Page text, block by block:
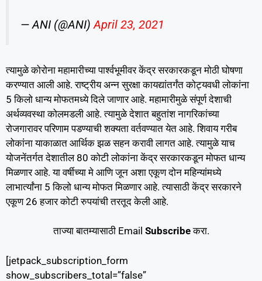
— ANI (@ANI)April 23, 2021
त्यामुळे कोरोना महामारीच्या पार्श्वभूमीवर केंद्र सरकारकडून मोठी घोषणा
करण्यात आली आहे. राष्ट्रीय अन्न सुरक्षा कायद्यांतर्गंत कोट्यवधी लोकांना
5 किलो धान्य मोफतमध्ये दिले जाणार आहे. महामारीमुळे संपूर्ण देशाची
अर्थव्यवस्था कोलमडली आहे. त्यामुळे देशात बहुतांश नागरिकांच्या
रोजगारावर परिणाम पडण्याची शक्यता वर्तवण्यात येत आहे. शिवाय गरीब
लोकांना याकाळात आर्थिक झळ सहन करावी लागत आहे. त्यामुळे याच
योजनेंतर्गत देशातील 80 कोटी लोकांना केंद्र सरकारकडून मोफत धान्य
मिळणार आहे. या वर्षीच्या मे आणि जून अशा एकूण दोन महिन्यांमध्ये
लाभार्त्यांना 5 किलो धान्य मोफत मिळणार आहे. त्यासाठी केंद्र सरकारने
एकूण 26 हजार कोटी रुपयांची तरतूद केली आहे.
ताज्या बातम्यासाठी Email Subscribeकरा.
[jetpack_subscription_form
show_subscribers_total=”false”